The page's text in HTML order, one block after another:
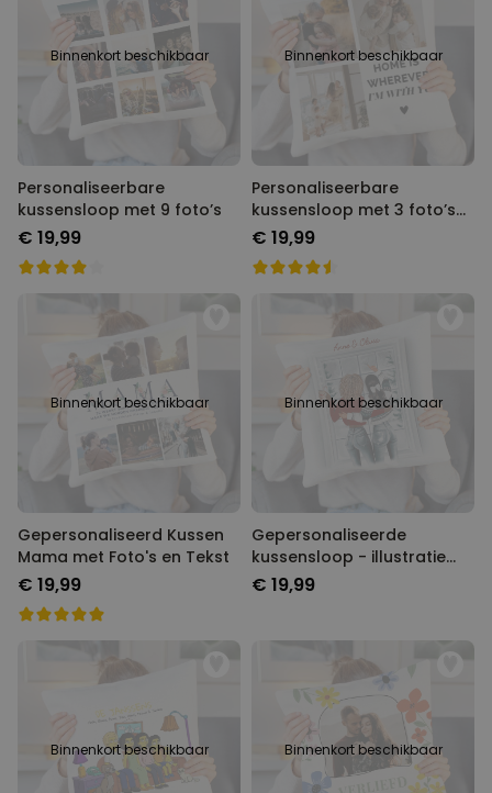
Personaliseerbaar
Gepersonaliseerde boxershort
met gezicht en tekst
Meer dan
11.600
gekocht
29,99 €
Polaroid-look
Gepersonaliseerde
Geurhanger set van 2
Meer dan
13.900 keer
Personaliseerbaar
Gepersonaliseerd houten blok
waar het begon
24,99 €
Binnenkort beschikbaar
Personaliseerbare
kussensloop met 9 foto’s
€ 19,99
Binnenkort beschikbaar
Personaliseerbare
kussensloop met 3 foto’s
en tekst
€ 19,99
Binnenkort beschikbaar
Gepersonaliseerd Kussen
Mama met Foto's en Tekst
€ 19,99
Binnenkort beschikbaar
Gepersonaliseerde
kussensloop - illustratie
winter vriendinnen
€ 19,99
Binnenkort beschikbaar Binnenkort beschikbaar